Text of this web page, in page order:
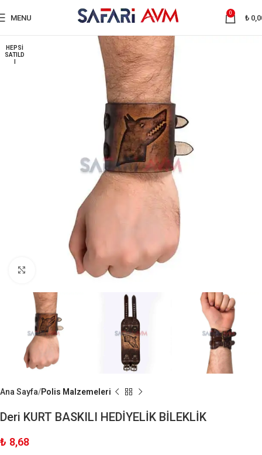
MENU
0
₺
HEPSI
SATILD
Büyük Göster
Ana Sayfa Polis Malzemeleri
Deri KURT BASKILI HEDİYELİK BİLEKLİK
₺ 8,68